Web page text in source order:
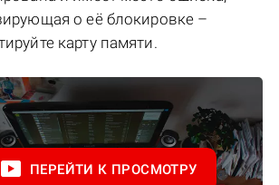
о её блокировке –
карту памяти.
ПЕРЕЙТИ К ПРОСМОТРУ